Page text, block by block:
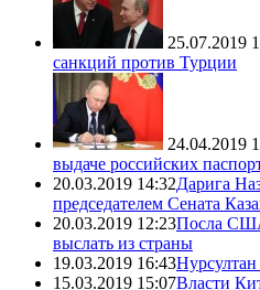
25.07.2019
санкций против Турции
24.04.2019
выдаче российских
20.03.2019 14:32Дарига
председателем Сената
20.03.2019 12:23Посла
выслать из страны
19.03.2019 16:43Нурсултан
15.03.2019 15:07Власти